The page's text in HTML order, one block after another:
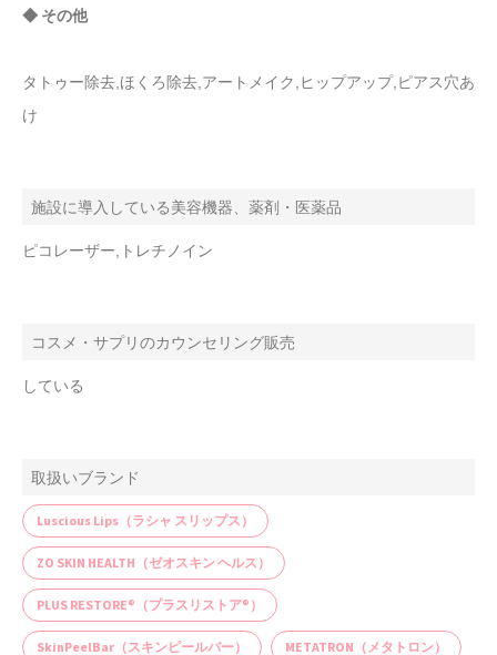
◆ その他
タトゥー除去,ほくろ除去,アートメイク,ヒップアップ,ピアス穴あ
け
施設に導入している美容機器、薬剤・医薬品
ピコレーザー,トレチノイン
コスメ・サプリのカウンセリング販売
している
取扱いブランド
Luscious Lips（ラシャ スリップス）
ZO SKIN HEALTH（ゼオスキン ヘルス）
PLUS RESTORE®（プラスリストア®）
SkinPeelBar（スキンピールバー） METATRON（メタトロン）